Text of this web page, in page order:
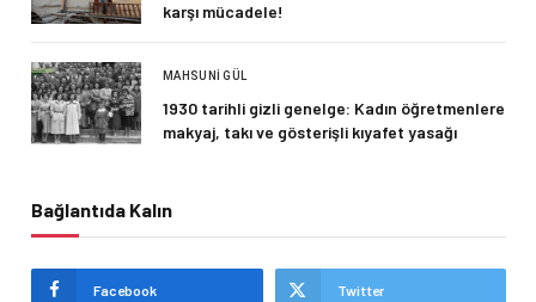
karşı mücadele!
MAHSUNI GÜL
1930 tarihli gizli genelge: Kadın öğretmenlere
makyaj, takı ve gösterişli kıyafet yasağı
Bağlantıda Kalın
Facebook Twitter